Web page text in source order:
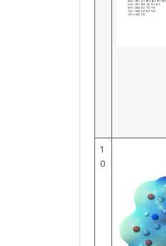
1
0